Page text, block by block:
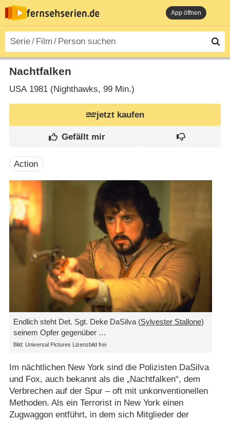
App öffnen
Nachtfalken
USA1981 (Nighthawks‎, 99 Min.)
jetzt kaufen
Action
Endlich steht Det. Sgt. Deke DaSilva (Sylvester Stallone)
seinem Opfer gegenüber …
Bild: Universal Pictures Lizenzbild frei
Im nächtlichen New York sind die Polizisten DaSilva
und Fox, auch bekannt als die „Nachtfalken“, dem
Verbrechen auf der Spur – oft mit unkonventionellen
Methoden. Als ein Terrorist in New York einen
Zugwaggon entführt, in dem sich Mitglieder der